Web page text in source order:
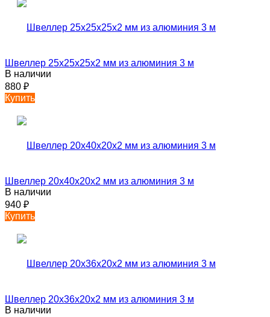
Швеллер 25х25х25х2 мм из алюминия 3 м
В наличии
880 ₽
Купить
Швеллер 20х40х20х2 мм из алюминия 3 м
В наличии
940 ₽
Купить
Швеллер 20х36х20х2 мм из алюминия 3 м
В наличии